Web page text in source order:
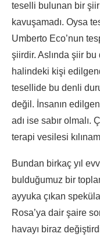
teselli bulunan bir
kavuşamadı. Oysa
Umberto Eco’nun
şiirdir. Aslında şiir
halindeki kişi
tesellide bu denli
değil. İnsanın
adı ise sabır
terapi vesilesi
Bundan birkaç yıl
bulduğumuz bir
ayyuka çıkan
Rosa’ya dair şaire
havayı biraz